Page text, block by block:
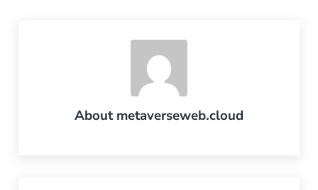
Aboutmetaverseweb.cloud